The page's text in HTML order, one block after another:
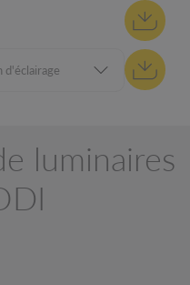
luminaires